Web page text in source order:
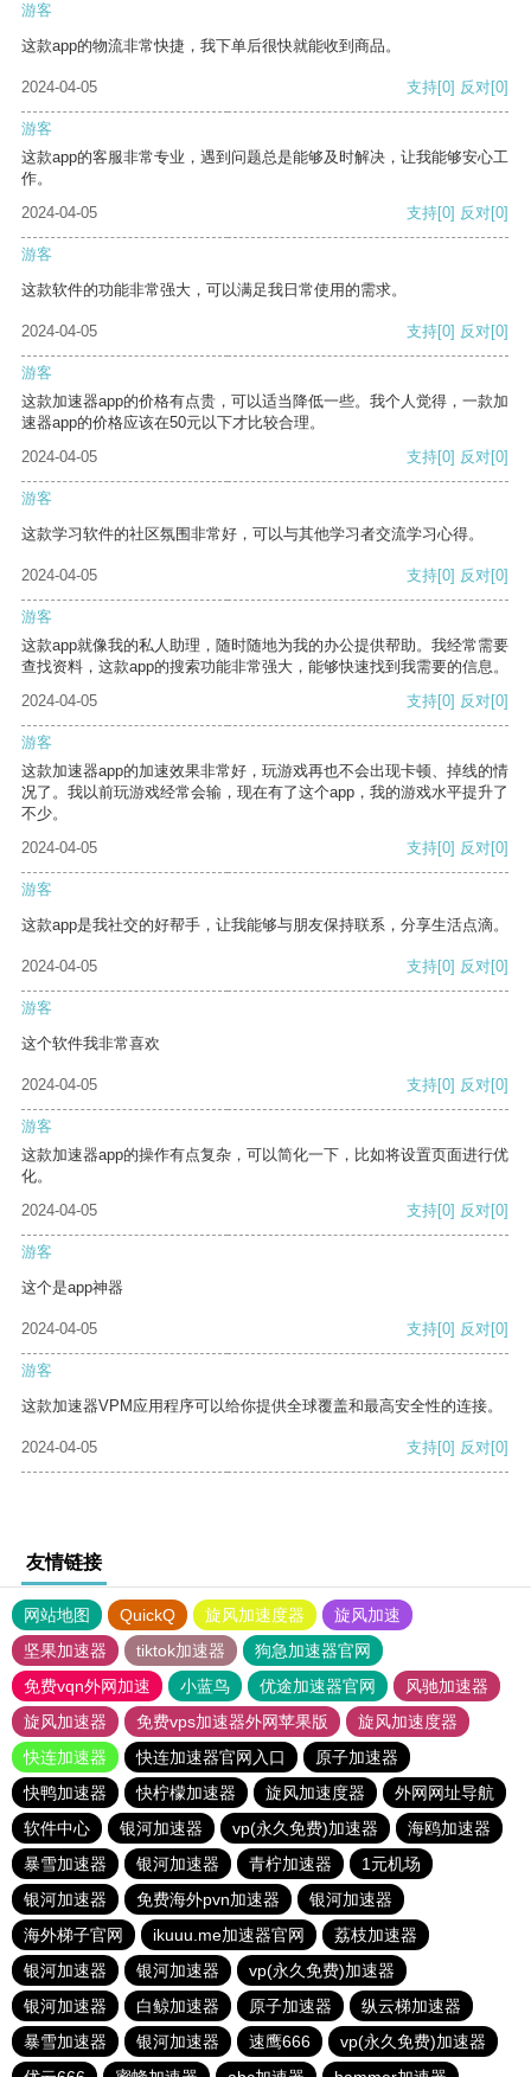
游客
这款app的物流非常快捷，我下单后很快就能收到商品。
2024-04-05 支持[0] 反对[0]
游客
这款app的客服非常专业，遇到问题总是能够及时解决，让我能够安心工
作。
2024-04-05
支持[0] 反对[0]
游客
这款软件的功能非常强大，可以满足我日常使用的需求。
2024-04-05 支持[0] 反对[0]
游客
这款加速器app的价格有点贵，可以适当降低一些。我个人觉得，一款加
速器app的价格应该在50元以下才比较合理。
2024-04-05
支持[0] 反对[0]
游客
这款学习软件的社区氛围非常好，可以与其他学习者交流学习心得。
2024-04-05 支持[0] 反对[0]
游客
这款app就像我的私人助理，随时随地为我的办公提供帮助。我经常需要
查找资料，这款app的搜索功能非常强大，能够快速找到我需要的信息。
2024-04-05
支持[0] 反对[0]
游客
这款加速器app的加速效果非常好，玩游戏再也不会出现卡顿、掉线的情
况了。我以前玩游戏经常会输，现在有了这个app，我的游戏水平提升了
不少。
2024-04-05
支持[0] 反对[0]
游客
这款app是我社交的好帮手，让我能够与朋友保持联系，分享生活点滴。
2024-04-05 支持[0] 反对[0]
游客
这个软件我非常喜欢
2024-04-05 支持[0] 反对[0]
游客
这款加速器app的操作有点复杂，可以简化一下，比如将设置页面进行优
化。
2024-04-05
支持[0] 反对[0]
游客
这个是app神器
2024-04-05 支持[0] 反对[0]
游客
这款加速器VPM应用程序可以给你提供全球覆盖和最高安全性的连接。
2024-04-05 支持[0] 反对[0]
友情链接
网站地图 QuickQ 旋风加速度器
旋风加速
坚果加速器
tiktok加速器
狗急加速器官网
免费vqn外网加速
小蓝鸟 优途加速器官网
风驰加速器
旋风加速器
免费vps加速器外网苹果版
旋风加速度器
快连加速器
快连加速器官网入口
原子加速器
快鸭加速器
快柠檬加速器 旋风加速度器
外网网址导航
软件中心
银河加速器 vp(永久免费)加速器
海鸥加速器
暴雪加速器
银河加速器 青柠加速器
1元机场
银河加速器
免费海外pvn加速器
银河加速器
海外梯子官网
ikuuu.me加速器官网
荔枝加速器
银河加速器
银河加速器
vp(永久免费)加速器
银河加速器
白鲸加速器 原子加速器
纵云梯加速器
暴雪加速器
银河加速器 速鹰666
vp(永久免费)加速器